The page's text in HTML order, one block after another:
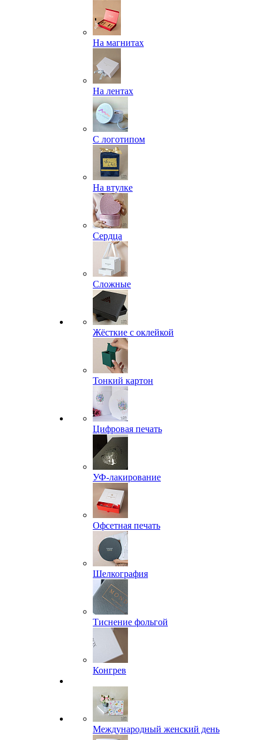
На магнитах
На лентах
С логотипом
На втулке
Сердца
Сложные
Жёсткие с оклейкой
Тонкий картон
Цифровая печать
УФ-лакирование
Офсетная печать
Шелкография
Тиснение фольгой
Конгрев
Международный женский день